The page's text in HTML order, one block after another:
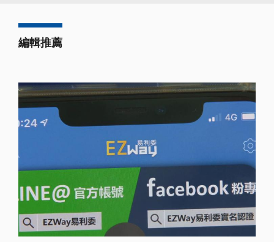
編輯推薦